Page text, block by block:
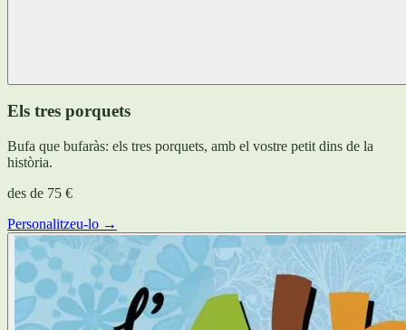
Els tres porquets
Bufa que bufaràs: els tres porquets, amb el vostre petit dins de la
història.
des de 75 €
Personalitzeu-lo →